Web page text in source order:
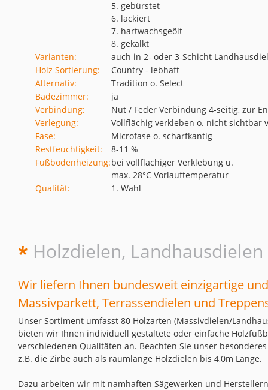
5. gebürstet
6. lackiert
7. hartwachsgeölt
8. gekälkt
Varianten:
auch in 2- oder 3-Schicht
Holz Sortierung:
Country - lebhaft
Alternativ:
Tradition o. Select
Badezimmer:
ja
Verbindung:
Nut / Feder Verbindung 4-seitig, zur
Verlegung:
Vollflächig verkleben o. nicht sichtbar
Fase:
Microfase o. scharfkantig
Restfeuchtigkeit:
8-11 %
Fußbodenheizung: bei vollflächiger Verklebung u.
max. 28°C Vorlauftemperatur
Qualität:
1. Wahl
Holzdielen,
Wir liefern Ihnen bundesweit einzigartige
Massivparkett, Terrassendielen und
Unser Sortiment umfasst 80 Holzarten (Massivdielen/
bieten wir Ihnen individuell gestaltete oder einfache
verschiedenen Qualitäten an. Beachten Sie unser
z.B. die Zirbe auch als raumlange Holzdielen bis 4,0m Länge.
Dazu arbeiten wir mit namhaften Sägewerken und